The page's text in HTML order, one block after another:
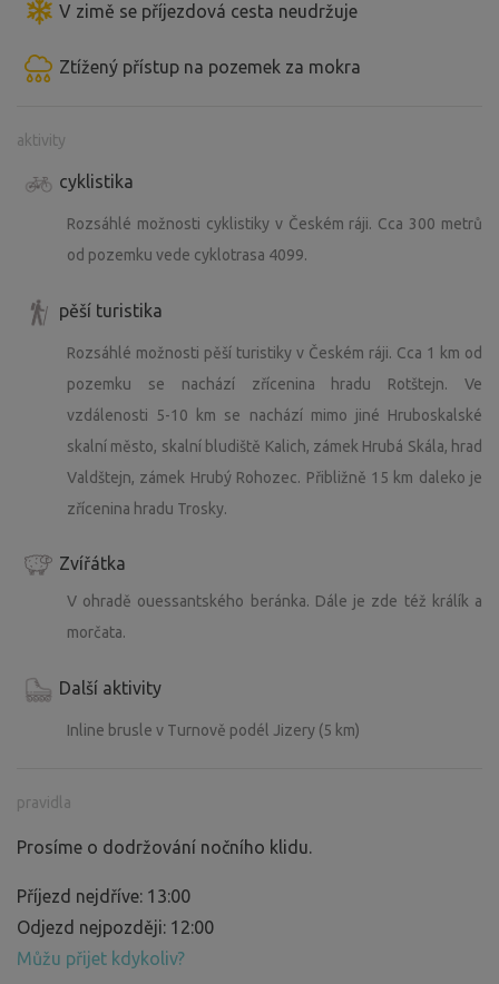
V zimě se příjezdová cesta neudržuje
Ztížený přístup na pozemek za mokra
aktivity
cyklistika
Rozsáhlé možnosti cyklistiky v Českém ráji. Cca 300 metrů
od pozemku vede cyklotrasa 4099.
pěší turistika
Rozsáhlé možnosti pěší turistiky v Českém ráji. Cca 1 km od
pozemku se nachází zřícenina hradu Rotštejn. Ve
vzdálenosti 5-10 km se nachází mimo jiné Hruboskalské
skalní město, skalní bludiště Kalich, zámek Hrubá Skála, hrad
Valdštejn, zámek Hrubý Rohozec. Přibližně 15 km daleko je
zřícenina hradu Trosky.
Zvířátka
V ohradě ouessantského beránka. Dále je zde též králík a
morčata.
Další aktivity
Inline brusle v Turnově podél Jizery (5 km)
pravidla
Prosíme o dodržování nočního klidu.
Příjezd nejdříve: 13:00
Odjezd nejpozději: 12:00
Můžu přijet kdykoliv?